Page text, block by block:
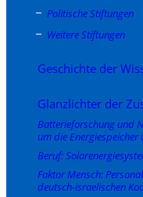
Politische Stiftungen
Weitere Stiftungen
Geschichte der
Glanzlichter der
Batterieforschung und
um die Energiespeicher
Beruf:
Faktor Mensch:
deutsch-israelischen